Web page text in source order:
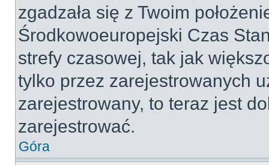
zgadzała się z Twoim
Środkowoeuropejski Czas
strefy czasowej, tak jak
tylko przez zarejestrowanych
zarejestrowany, to teraz jest
zarejestrować.
Góra